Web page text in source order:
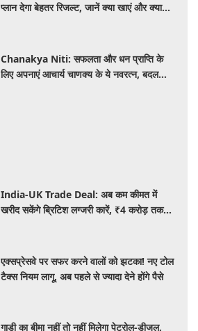
प्लान देगा बेहतर रिजल्ट, जानें क्या खाएं और क्या
Chanakya Niti: सफलता और धन प्राप्ति के
लिए अपनाएं आचार्य चाणक्य के ये नवरत्न, बदल
India-UK Trade Deal: अब कम कीमत में
खरीद सकेंगे ब्रिटिश लग्जरी कारें, ₹4 करोड़ तक
एक्सप्रेसवे पर सफर करने वालों को झटका! नए टोल
टैक्स नियम लागू, अब पहले से ज्यादा देने होंगे पैसे
गाड़ी का बीमा नहीं तो नहीं मिलेगा पेट्रोल-डीजल,